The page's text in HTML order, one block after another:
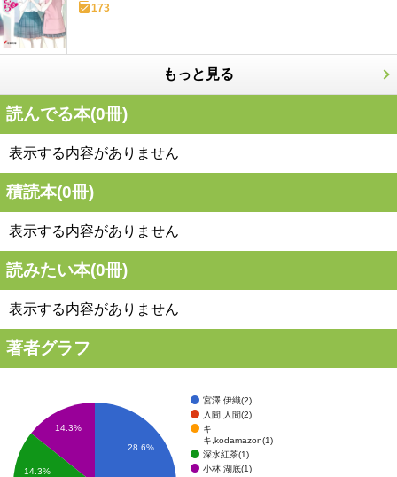
173
もっと見る
読んでる本(0冊)
表示する内容がありません
積読本(0冊)
表示する内容がありません
読みたい本(0冊)
表示する内容がありません
著者グラフ
宮澤 伊織(2)
入間 人間(2)
キ
キ,kodamazon(1)
深水紅茶(1)
小林 湖底(1)
28.6%
14.3%
14.3%